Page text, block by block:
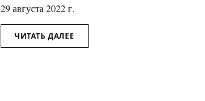
29 августа 2022 г.
ЧИТАТЬ ДАЛЕЕ